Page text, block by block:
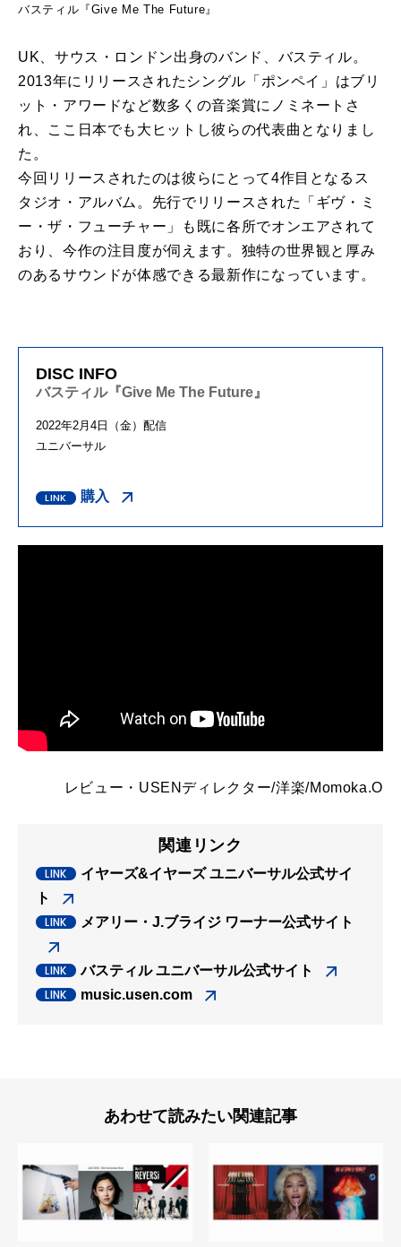
バスティル『Give Me The Future』
UK、サウス・ロンドン出身のバンド、バスティル。
2013年にリリースされたシングル「ポンペイ」はブリ
ット・アワードなど数多くの音楽賞にノミネートさ
れ、ここ日本でも大ヒットし彼らの代表曲となりまし
た。
今回リリースされたのは彼らにとって4作目となるス
タジオ・アルバム。先行でリリースされた「ギヴ・ミ
ー・ザ・フューチャー」も既に各所でオンエアされて
おり、今作の注目度が伺えます。独特の世界観と厚み
のあるサウンドが体感できる最新作になっています。
DISC INFO
バスティル『Give Me The Future』
2022年2月4日（金）配信
ユニバーサル
購入
レビュー・ USENディレクター/洋楽/Momoka.O
関連リンク
イヤーズ&イヤーズ ユニバーサル公式サイ
ト
メアリー・J.ブライジ ワーナー公式サイト
バスティル ユニバーサル公式サイト
music.usen.com
あわせて読みたい関連記事